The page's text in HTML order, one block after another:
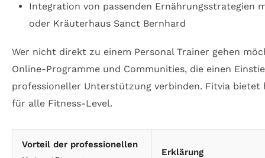
Integration von passenden Ernährungsstrategien
oder Kräuterhaus Sanct Bernhard
Wer nicht direkt zu einem Personal Trainer gehen
Online-Programme und Communities, die einen
professioneller Unterstützung verbinden. Fitvia bietet
für alle Fitness-Level.
Vorteil der professionellen
Erklärung